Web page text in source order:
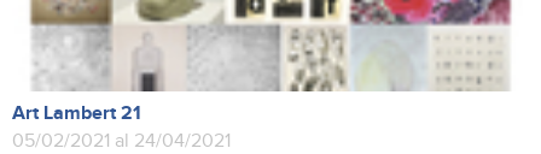
Art Lambert 21
05/02/2021 al 24/04/2021